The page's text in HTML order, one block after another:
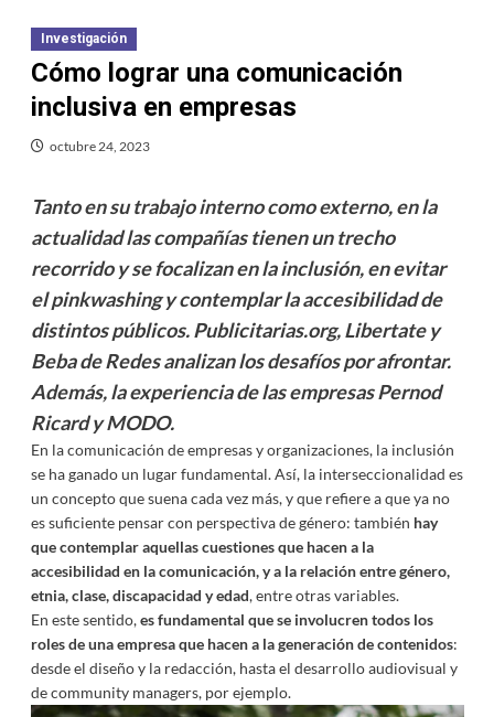
Investigación
Cómo lograr una comunicación
inclusiva en empresas
octubre 24, 2023
Tanto en su trabajo interno como externo, en la
actualidad las compañías tienen un trecho
recorrido y se focalizan en la inclusión, en evitar
el pinkwashing y contemplar la accesibilidad de
distintos públicos. Publicitarias.org, Libertate y
Beba de Redes analizan los desafíos por afrontar.
Además, la experiencia de las empresas Pernod
Ricard y MODO.
En la comunicación de empresas y organizaciones, la inclusión
se ha ganado un lugar fundamental. Así, la interseccionalidad es
un concepto que suena cada vez más, y que refiere a que ya no
es suficiente pensar con perspectiva de género: también hay
que contemplar aquellas cuestiones que hacen a la
accesibilidad en la comunicación, y a la relación entre género,
etnia, clase, discapacidad y edad, entre otras variables.
En este sentido,es fundamental que se involucren todos los
roles de una empresa que hacen a la generación de contenidos:
desde el diseño y la redacción, hasta el desarrollo audiovisual y
de community managers, por ejemplo.